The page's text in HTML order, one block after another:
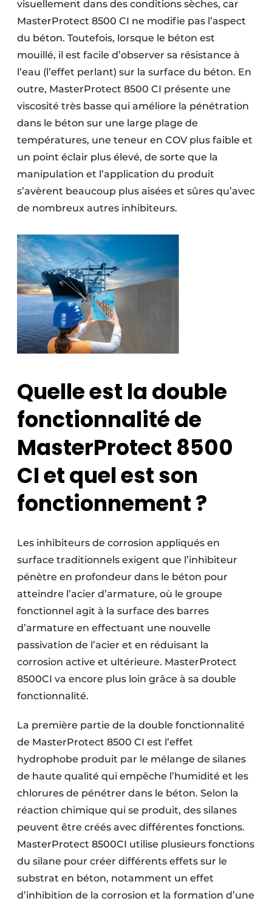
visuellement dans des conditions sèches, car
MasterProtect 8500 CI ne modifie pas l’aspect
du béton. Toutefois, lorsque le béton est
mouillé, il est facile d’observer sa résistance à
l’eau (l’effet perlant) sur la surface du béton. En
outre, MasterProtect 8500 CI présente une
viscosité très basse qui améliore la pénétration
dans le béton sur une large plage de
températures, une teneur en COV plus faible et
un point éclair plus élevé, de sorte que la
manipulation et l’application du produit
s’avèrent beaucoup plus aisées et sûres qu’avec
de nombreux autres inhibiteurs.
Quelle est la double
fonctionnalité de
MasterProtect 8500
CI et quel est son
fonctionnement ?
Les inhibiteurs de corrosion appliqués en
surface traditionnels exigent que l’inhibiteur
pénètre en profondeur dans le béton pour
atteindre l’acier d’armature, où le groupe
fonctionnel agit à la surface des barres
d’armature en effectuant une nouvelle
passivation de l’acier et en réduisant la
corrosion active et ultérieure. MasterProtect
8500CI va encore plus loin grâce à sa double
fonctionnalité.
La première partie de la double fonctionnalité
de MasterProtect 8500 CI est l’effet
hydrophobe produit par le mélange de silanes
de haute qualité qui empêche l’humidité et les
chlorures de pénétrer dans le béton. Selon la
réaction chimique qui se produit, des silanes
peuvent être créés avec différentes fonctions.
MasterProtect 8500CI utilise plusieurs fonctions
du silane pour créer différents effets sur le
substrat en béton, notamment un effet
d’inhibition de la corrosion et la formation d’une